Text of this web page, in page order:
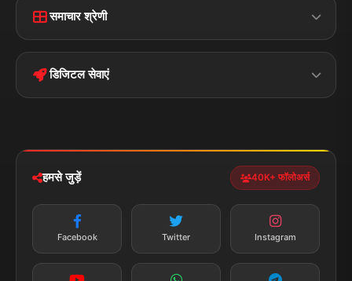
Disclaimer
Terms &
Privacy Policy
समाचार श्रेणी
पॉलिटिकल झारखण्ड
डिजिटल सेवाएं
न्यूज़ अलर्ट
सब्सक्राइब करें
हमसे जुड़ें 40K+ फॉलोअर्स
Facebook Twitter Instagram